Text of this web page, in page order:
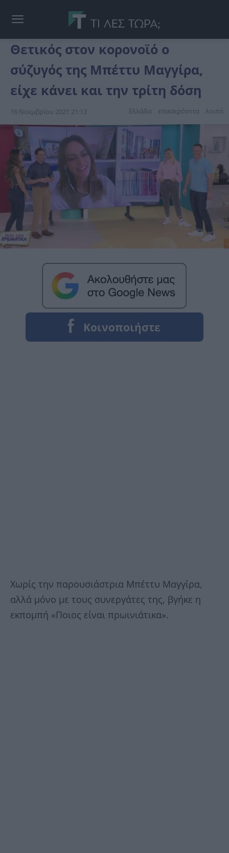
Θετικός στον κορονοϊό ο
σύζυγός της Μπέττυ Μαγγίρα,
είχε κάνει και την τρίτη δόση
16 Νοεμβρίου 2021 21:13 Ελλάδα επικαιpότnτα λοιπά
Χωρίς την παρουσιάστρια Μπέττυ Μαγγίρα,
αλλά μόνο με τους συνεργάτες της, βγήκε η
εκπομπή «Ποιος είναι πρωινιάτικα».